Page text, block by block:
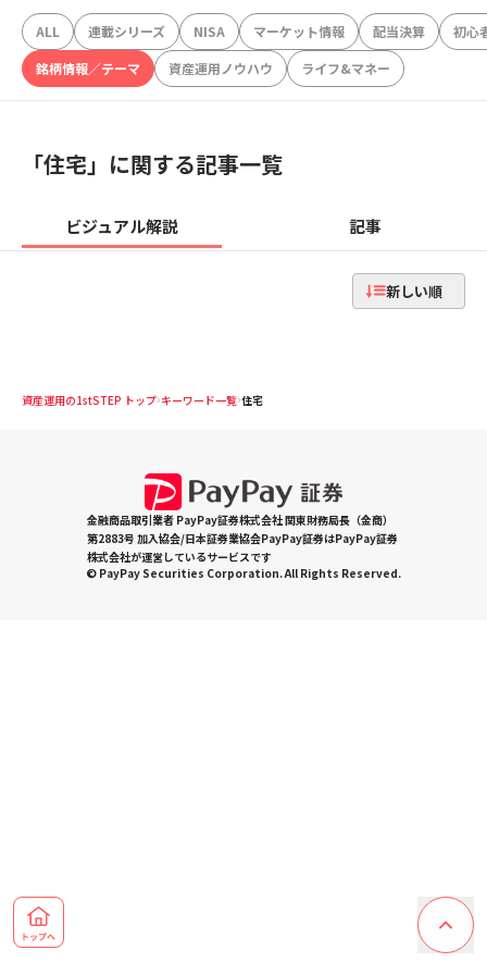
ALL 連載シリーズ NISA マーケット情報 配当決算
初心
銘柄情報／テーマ
資産運用ノウハウ ライフ&マネー
「住宅」に関する記事一覧
ビジュアル解説 記事
新しい順
資産運用の1stSTEP トップ キーワード一覧 住宅
金融商品取引業者 PayPay証券株式会社 関東財務局長（金商）
第2883号 加入協会/日本証券業協会PayPay証券はPayPay証券
株式会社が運営しているサービスです
© PayPay Securities Corporation. All Rights Reserved.